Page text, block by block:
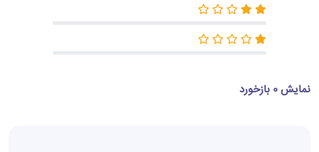
نمایش 0 بازخورد